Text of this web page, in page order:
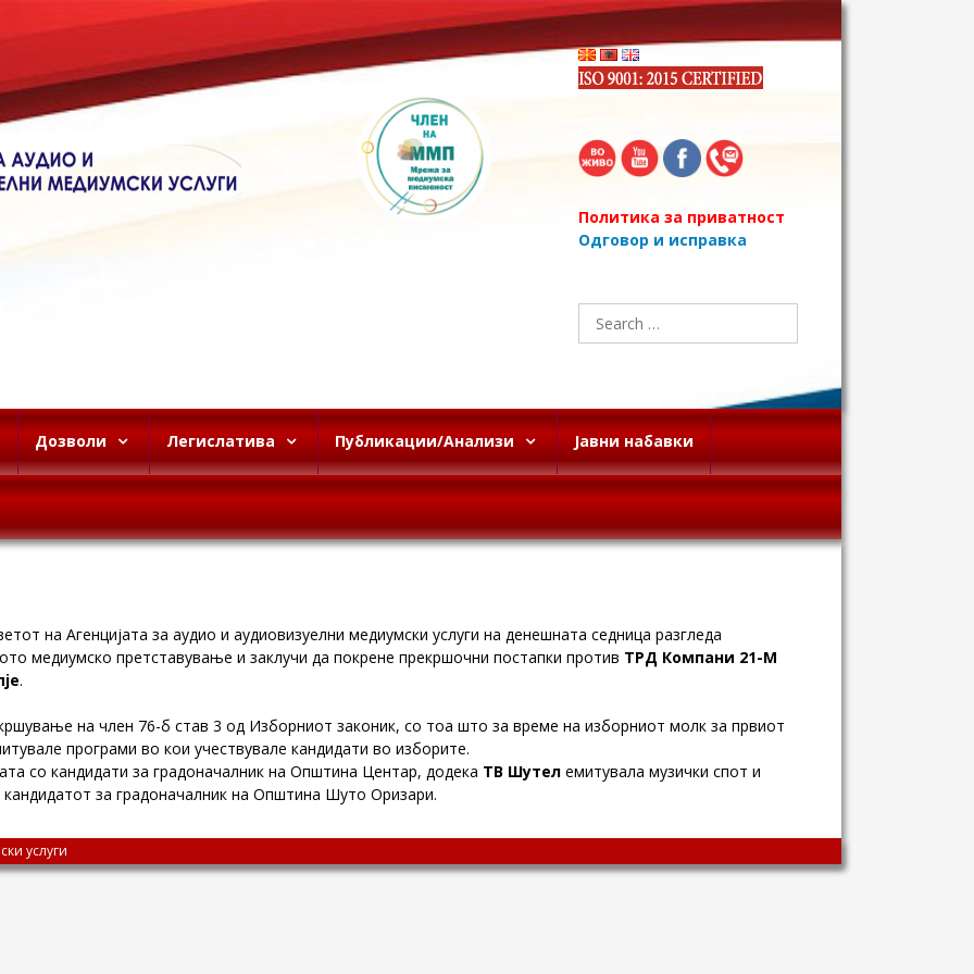
Политика за приватност
Одговор и исправка
Search
for:
Дозволи Легислатива Публикации/Анализи Јавни набавки
на Агенцијата за аудио и аудиовизуелни медиумски услуги на денешната седница разгледа
медиумско претставување и заклучи да покрене прекршочни постапки против ТРД Компани 21-М
.
на член 76-б став 3 од Изборниот законик, со тоа што за време на изборниот молк за првиот
програми во кои учествувале кандидати во изборите.
со кандидати за градоначалник на Општина Центар, додека ТВ Шутел емитувала музички спот и
кандидатот за градоначалник на Општина Шуто Оризари.
provides
услуги